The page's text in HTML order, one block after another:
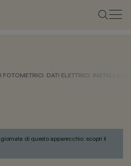
FOTOMETRICI DATI ELETTRICI
di questo apparecchio: scopri il